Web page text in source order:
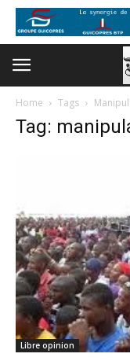
Home Tags
Tag:
Libre opinion